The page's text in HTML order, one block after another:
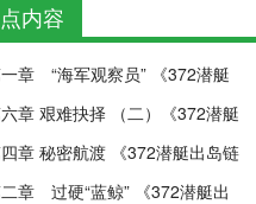
内容
章 “海军观察员” 《372潜艇
章 艰难抉择 （二）《372潜艇
章 秘密航渡 《372潜艇出岛链
章 过硬“蓝鲸” 《372潜艇出